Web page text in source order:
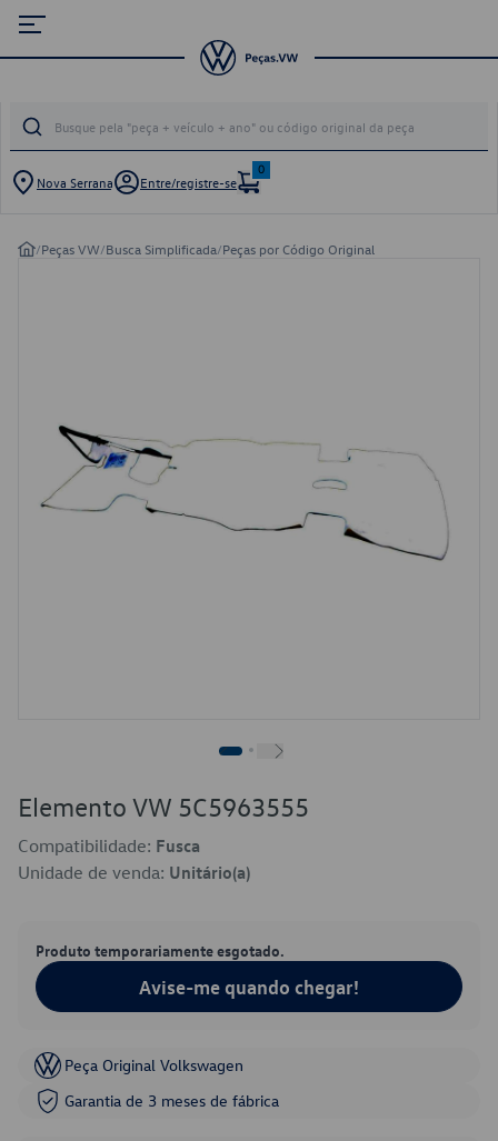
Nova Serrana Entre/registre-se
0
/Peças VW/Busca Simplificada/Peças por Código Original
Elemento VW 5C5963555
Compatibilidade: Fusca
Unidade de venda: Unitário(a)
Produto temporariamente esgotado.
Avise-me quando chegar!
Peça Original Volkswagen
Garantia de 3 meses de fábrica